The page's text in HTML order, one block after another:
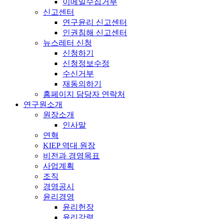
신고센터
연구윤리 신고센터
인권침해 신고센터
뉴스레터 신청
신청하기
신청정보수정
수신거부
재동의하기
홈페이지 담당자 연락처
연구원소개
원장소개
인사말
연혁
KIEP 역대 원장
비전과 경영목표
사업계획
조직
경영공시
윤리경영
윤리헌장
윤리강령